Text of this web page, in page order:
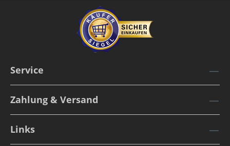
Service
Zahlung & Versand
Links